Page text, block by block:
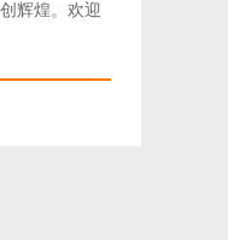
辉煌。欢迎